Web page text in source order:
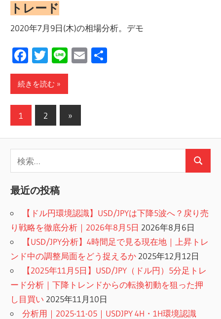
トレード
2020年7月9日(木)の相場分析。デモ
Facebook
Twitter
LineEmail
続きを読む
投
の
ペ
ー
ジ
送
り
1 2
次
の
»
索:
検
最近の投稿
【ドル円環境認識】USD/JPYは下降5波へ？戻り売
り戦略を徹底分析｜2026年8月5日 2026年8月6日
【USD/JPY分析】4時間足で見る現在地｜上昇トレ
ンド中の調整局面をどう捉えるか 2025年12月12日
【2025年11月5日】USD/JPY（ドル円）5分足トレ
ード分析｜下降トレンドからの転換初動を狙った押
し目買い 2025年11月10日
分析用｜2025-11-05｜USDJPY 4H・1H環境認識